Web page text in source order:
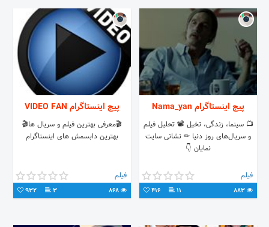
پیج اینستاگرام Nama_yan‌
📺 سینما، زندگی، تخیل 📽 تحلیل فیلم
و سریال‌های روز دنیا ✏ نشانی سایت
نمایان 👇
فیلم
11
416
پیج اینستاگرام VIDEO FAN
🎬معرفی بهترین فیلم و سریال ها🎬
بهترین دابسمش های اینستاگرام
فیلم
3
932